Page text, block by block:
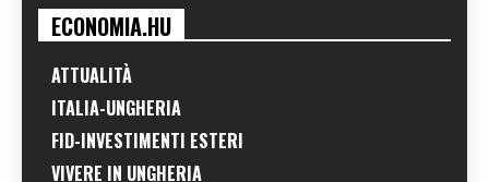
ECONOMIA.HU
ATTUALITÀ
ITALIA-UNGHERIA
FID-INVESTIMENTI ESTERI
VIVERE IN UNGHERIA